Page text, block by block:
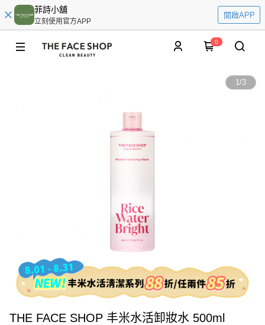
菲詩小舖
立刻使用官方APP
開啟APP
0
1/3
THE FACE SHOP 丰米水活卸妝水 500ml